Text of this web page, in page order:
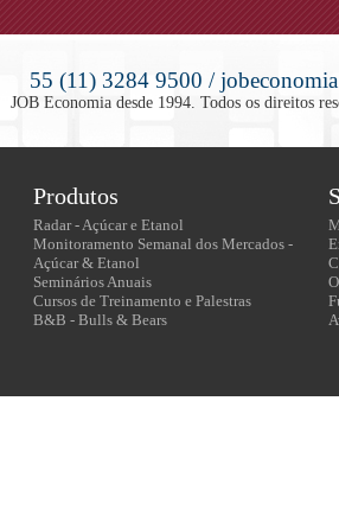
55 (11) 3284 9500 /
JOB Economia desde 1994. Todos os direitos
Produtos
Radar - Açúcar e Etanol
Monitoramento Semanal dos Mercados -
Açúcar & Etanol
Seminários Anuais
Cursos de Treinamento e Palestras
B&B - Bulls & Bears